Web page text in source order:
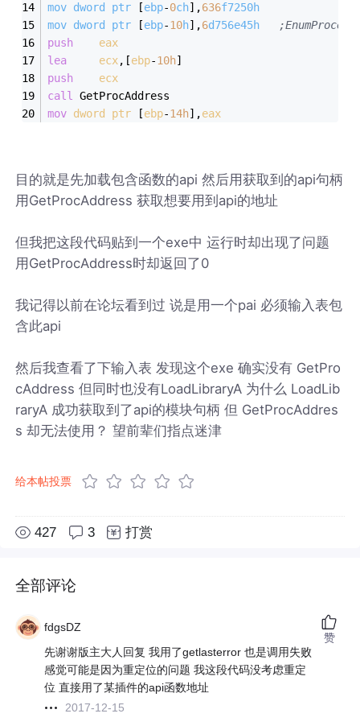
mov dword ptr [ebp-0ch],636f7250h
mov dword ptr [ebp-10h],6d756e45h
push
eax
lea
ecx,[ebp-10h]
push
ecx
call
GetProcAddress
mov dword ptr [ebp-14h],eax
目的就是先加载包含函数的api 然后用获取到的api句柄
用GetProcAddress 获取想要用到api的地址
但我把这段代码贴到一个exe中 运行时却出现了问题
用GetProcAddress时却返回了0
我记得以前在论坛看到过 说是用一个pai 必须输入表包
含此api
然后我查看了下输入表 发现这个exe 确实没有 GetPro
cAddress 但同时也没有LoadLibraryA 为什么 LoadLib
raryA 成功获取到了api的模块句柄 但 GetProcAddres
s 却无法使用？ 望前辈们指点迷津
给本帖投票
427 3 打赏
全部评论
fdgsDZ
先谢谢版主大人回复 我用了getlasterror 也是调用失败
感觉可能是因为重定位的问题 我这段代码没考虑重定
位 直接用了某插件的api函数地址
2017-12-15
赞